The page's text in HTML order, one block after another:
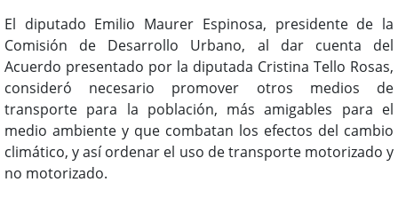
El diputado Emilio Maurer Espinosa, presidente de la
Comisión de Desarrollo Urbano, al dar cuenta del
Acuerdo presentado por la diputada Cristina Tello Rosas,
consideró necesario promover otros medios de
transporte para la población, más amigables para el
medio ambiente y que combatan los efectos del cambio
climático, y así ordenar el uso de transporte motorizado y
no motorizado.